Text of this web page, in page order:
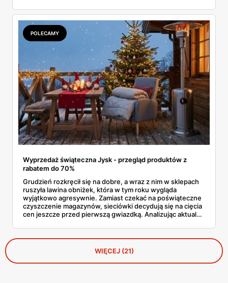
sklecony namiot? W blokowej sypialni liczy się każdy
centymetr, każda złotówka i każdy pomysł na sprytne
rozwiązanie.
POLECAMY
Wyprzedaż świąteczna Jysk - przegląd produktów z
rabatem do 70%
Grudzień rozkręcił się na dobre, a wraz z nim w sklepach
ruszyła lawina obniżek, która w tym roku wygląda
wyjątkowo agresywnie. Zamiast czekać na poświąteczne
czyszczenie magazynów, sieciówki decydują się na cięcia
cen jeszcze przed pierwszą gwiazdką. Analizując aktualne
oferując produkty z rabatami sięgającymi głębokich
kilkudziesięciu procent. To doskonały moment, by
uzupełnić braki w dekoracjach lub wymienić wysłużony
materac, nie rujnując przy tym domowego budżetu tuż
przed wizytą gości.
WIĘCEJ (21)